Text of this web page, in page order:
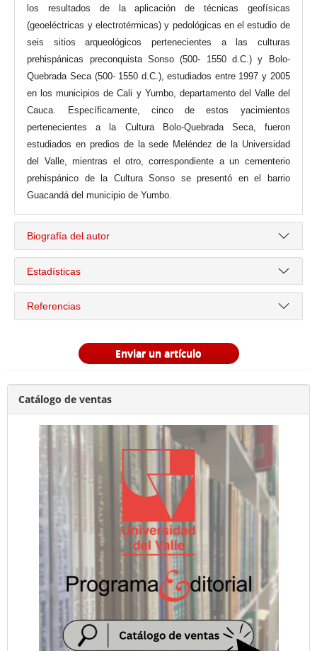
los resultados de la aplicación de técnicas geofísicas
(geoeléctricas y electrotérmicas) y pedológicas en el estudio de
seis sitios arqueológicos pertenecientes a las culturas
prehispánicas preconquista Sonso (500- 1550 d.C.) y Bolo-
Quebrada Seca (500- 1550 d.C.), estudiados entre 1997 y 2005
en los municipios de Cali y Yumbo, departamento del Valle del
Cauca. Específicamente, cinco de estos yacimientos
pertenecientes a la Cultura Bolo-Quebrada Seca, fueron
estudiados en predios de la sede Meléndez de la Universidad
del Valle, mientras el otro, correspondiente a un cementerio
prehispánico de la Cultura Sonso se presentó en el barrio
Guacandá del municipio de Yumbo.
Biografía del autor
Estadísticas
Referencias
Enviar un artículo
Catálogo de ventas